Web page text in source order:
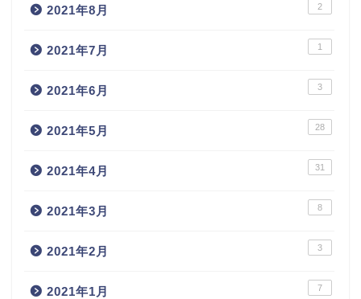
2021年8月 2
2021年7月 1
2021年6月 3
2021年5月 28
2021年4月 31
2021年3月 8
2021年2月 3
2021年1月 7